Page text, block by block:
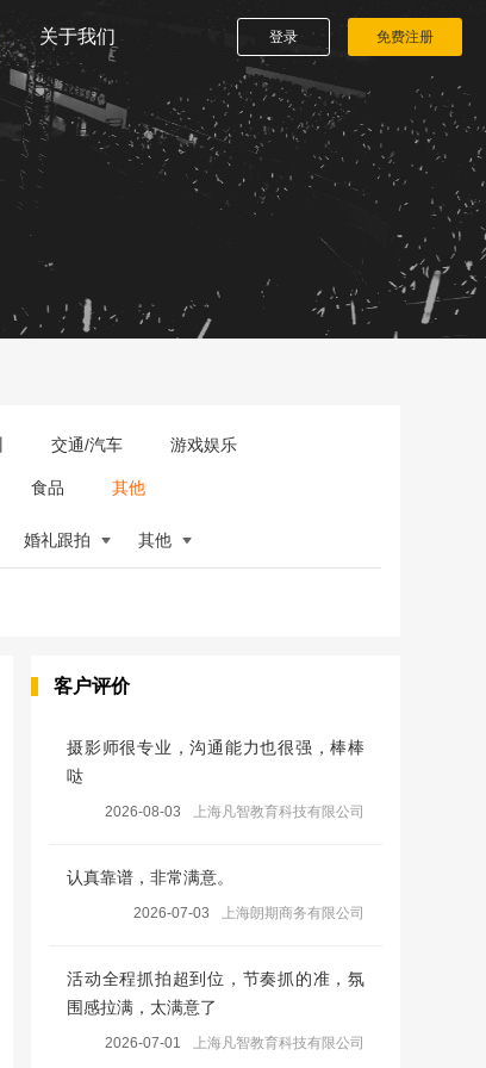
关于我们 登录 免费注册
交通/汽车 游戏娱乐
食品 其他
婚礼跟拍 其他
客户评价
摄影师很专业，沟通能力也很强，棒棒
哒
2026-08-03 上海凡智教育科技有限公司
认真靠谱，非常满意。
2026-07-03 上海朗期商务有限公司
活动全程抓拍超到位，节奏抓的准，氛
围感拉满，太满意了
2026-07-01 上海凡智教育科技有限公司